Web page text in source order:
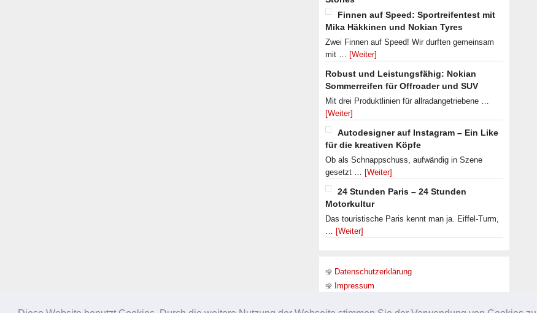
Finnen auf Speed: Sportreifentest mit
Mika Häkkinen und Nokian Tyres
Zwei Finnen auf Speed! Wir durften gemeinsam
mit … [Weiter]
Robust und Leistungsfähig: Nokian
Sommerreifen für Offroader und SUV
Mit drei Produktlinien für allradangetriebene …
[Weiter]
Autodesigner auf Instagram – Ein Like
für die kreativen Köpfe
Ob als Schnappschuss, aufwändig in Szene
gesetzt … [Weiter]
24 Stunden Paris – 24 Stunden
Motorkultur
Das touristische Paris kennt man ja. Eiffel-Turm,
… [Weiter]
Datenschutzerklärung
Impressum